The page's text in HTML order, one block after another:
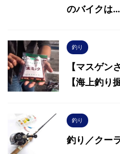
のバイクは…
釣り
【マスゲン
【海上釣り
釣り
釣り／クー